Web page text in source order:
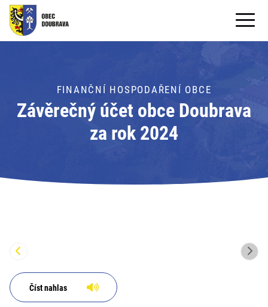
OBECNÍ ÚŘAD
PRO OBČANY
Formuláře ke stažení
PRO TURISTY
FINANČNÍ HOSPODAŘENÍ OBCE
Závěrečný účet obce Doubrava
za rok 2024
Číst nahlas